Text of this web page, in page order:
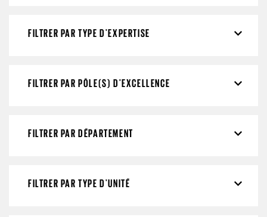
FILTRER PAR TYPE D'EXPERTISE
FILTRER PAR PÔLE(S) D'EXCELLENCE
FILTRER PAR DÉPARTEMENT
FILTRER PAR TYPE D'UNITÉ